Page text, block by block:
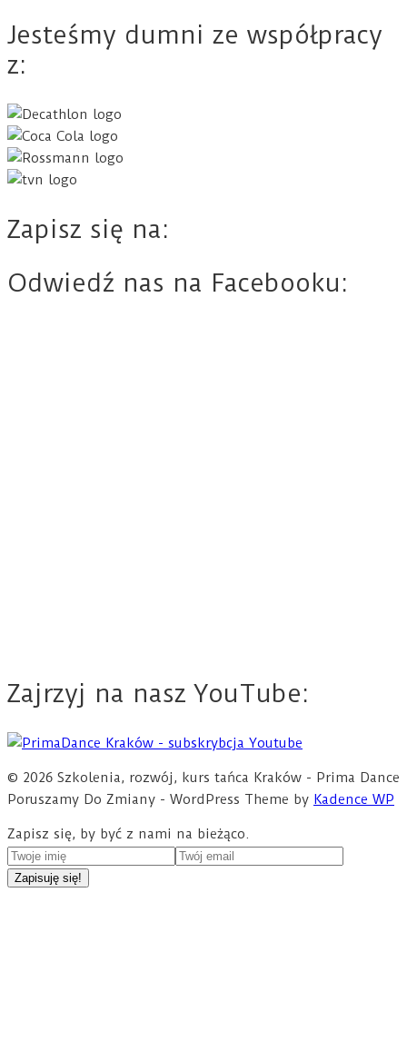
Jesteśmy dumni ze współpracy
z:
Zapisz się na:
Odwiedź nas na Facebooku:
Zajrzyj na nasz YouTube:
© 2026 Szkolenia, rozwój, kurs tańca Kraków - Prima Dance
Poruszamy Do Zmiany - WordPress Theme by Kadence WP
Zapisz się, by być z nami na bieżąco.